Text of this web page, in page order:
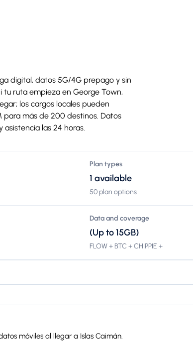
digital, datos 5G/4G prepago y sin
tu ruta empieza en George Town,
los cargos locales pueden
para más de 200 destinos. Datos
las 24 horas.
Plan types
1 available
50 plan options
Data and coverage
(Up to 15GB)
FLOW + BTC + CHIPPIE +
móviles al llegar a Islas Caimán.